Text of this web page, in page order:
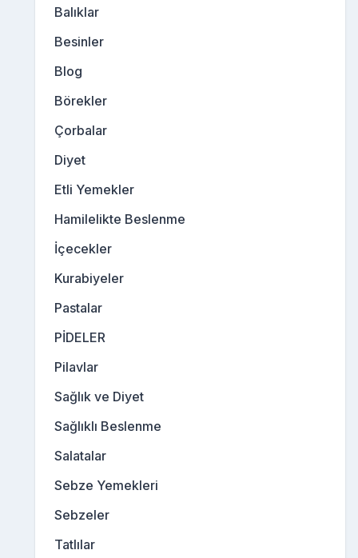
Balıklar
Besinler
Blog
Börekler
Çorbalar
Diyet
Etli Yemekler
Hamilelikte Beslenme
İçecekler
Kurabiyeler
Pastalar
PİDELER
Pilavlar
Sağlık ve Diyet
Sağlıklı Beslenme
Salatalar
Sebze Yemekleri
Sebzeler
Tatlılar